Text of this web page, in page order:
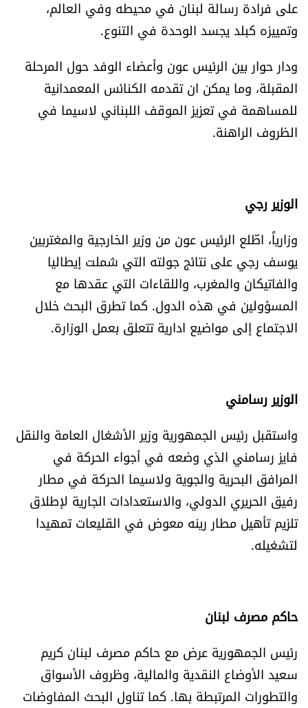
على فرادة رسالة لبنان في محيطه وفي العالم،
وتمييزه كبلد يجسد الوحدة في التنوع.
ودار حوار بين الرئيس عون وأعضاء الوفد حول المرحلة
المقبلة، وما يمكن ان تقدمه الكنائس المعمدانية
للمساهمة في تعزيز الموقف اللبناني لاسيما في
الظروف الراهنة.
الوزير رجي
وزارياً، اطّلع الرئيس عون من وزير الخارجية والمغتربين
يوسف رجي على نتائج جولته التي شملت إيطاليا
والفاتيكان والمغرب، واللقاءات التي عقدها مع
المسؤولين في هذه الدول. كما تطرق البحث خلال
الاجتماع إلى مواضيع ادارية تتعلق بعمل الوزارة.
الوزير رسامني
واستقبل رئيس الجمهورية وزير الأشغال العامة والنقل
فايز رسامني الذي وضعه في أجواء الحركة في
المرافق البحرية والجوية ولاسيما الحركة في مطار
رفيق الحريري الدولي، والاستعدادات الجارية لإطلاق
تلزيم تأهيل مطار رينه معوض في القليعات تمهيدا
لتشغيله.
حاكم مصرف لبنان
رئيس الجمهورية عرض مع حاكم مصرف لبنان كريم
سعيد الأوضاع النقدية والمالية، وظروف الأسواق
والتطورات المرتبطة بها. كما تناول البحث المفاوضات